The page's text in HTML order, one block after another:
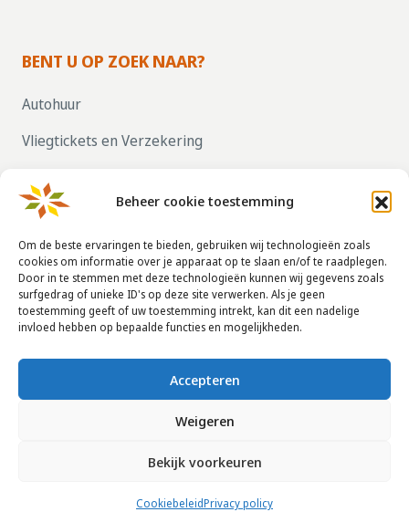
Beheer cookie toestemming
Om de beste ervaringen te bieden, gebruiken wij technologieën zoals
cookies om informatie over je apparaat op te slaan en/of te raadplegen.
Door in te stemmen met deze technologieën kunnen wij gegevens zoals
surfgedrag of unieke ID's op deze site verwerken. Als je geen
toestemming geeft of uw toestemming intrekt, kan dit een nadelige
invloed hebben op bepaalde functies en mogelijkheden.
Accepteren
Weigeren
Bekijk voorkeuren
CookiebeleidPrivacy policy
BENT U OP ZOEK NAAR?
Autohuur
Vliegtickets en Verzekering
ZELF UW HUIS VERHUREN, KLIK HIER!
CONTACTGEGEVENS
info@taha.nl
+31-(0)85-043 88 50
| Huurvoorwaarden
Veelgestelde vragen